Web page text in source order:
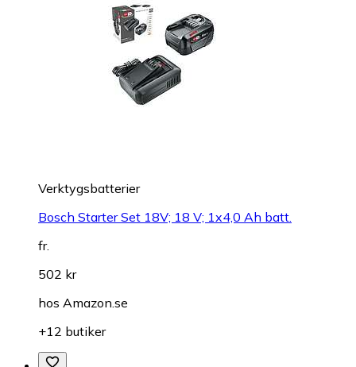
Verktygsbatterier
Bosch Starter Set 18V; 18 V; 1x4,0 Ah batt.
fr.
502 kr
hos Amazon.se
+12 butiker